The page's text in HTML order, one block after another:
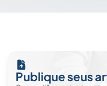
Publique seus